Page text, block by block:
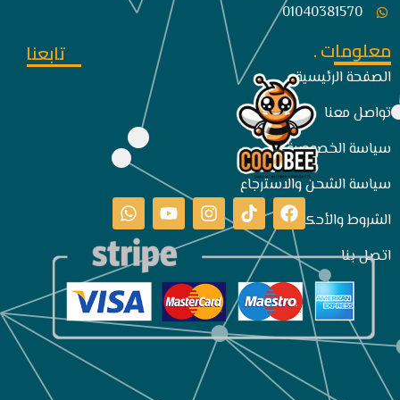
01040381570
معلومات .
الصفحة الرئيسية
تواصل معنا
سياسة الخصوصية
سياسة الشحن والاسترجاع
الشروط والأحكام
اتصل بنا
تابعنا